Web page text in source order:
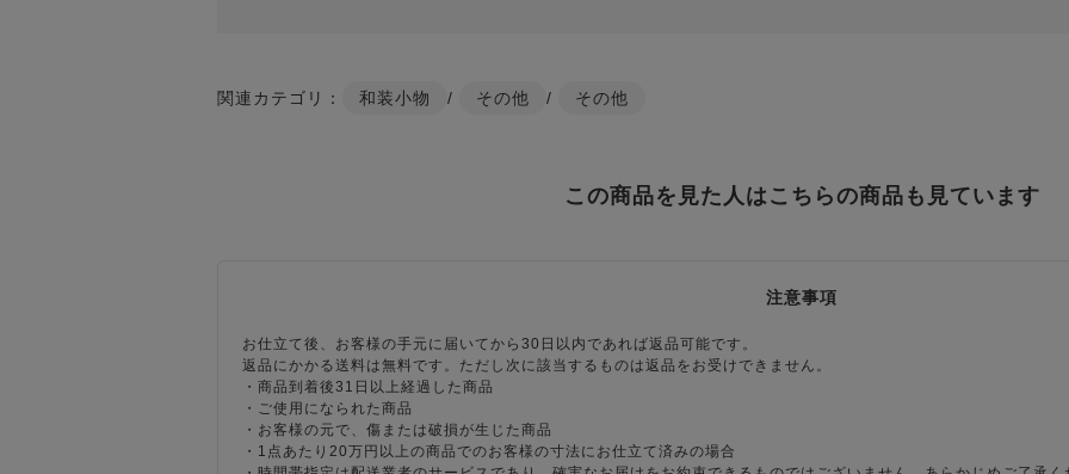
関連カテゴリ： 和装小物 / その他 / その他
この商品を見た人はこちらの商品も見ています
注意事項
お仕立て後、お客様の手元に届いてから30日以内であれば返品可能です。
返品にかかる送料は無料です。ただし次に該当するものは返品をお受けできません。
・商品到着後31日以上経過した商品
・ご使用になられた商品
・お客様の元で、傷または破損が生じた商品
・1点あたり20万円以上の商品でのお客様の寸法にお仕立て済みの場合